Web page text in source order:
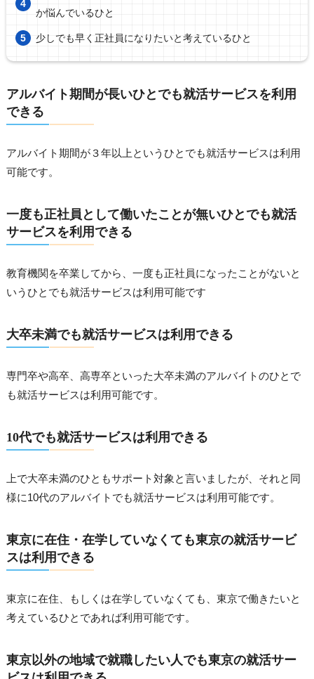
か悩んでいるひと
少しでも早く正社員になりたいと考えているひと
アルバイト期間が長いひとでも就活サービスを利用
できる
アルバイト期間が３年以上というひとでも就活サービスは利用
可能です。
一度も正社員として働いたことが無いひとでも就活
サービスを利用できる
教育機関を卒業してから、一度も正社員になったことがないと
いうひとでも就活サービスは利用可能です
大卒未満でも就活サービスは利用できる
専門卒や高卒、高専卒といった大卒未満のアルバイトのひとで
も就活サービスは利用可能です。
10代でも就活サービスは利用できる
上で大卒未満のひともサポート対象と言いましたが、それと同
様に10代のアルバイトでも就活サービスは利用可能です。
東京に在住・在学していなくても東京の就活サービ
スは利用できる
東京に在住、もしくは在学していなくても、東京で働きたいと
考えているひとであれば利用可能です。
東京以外の地域で就職したい人でも東京の就活サー